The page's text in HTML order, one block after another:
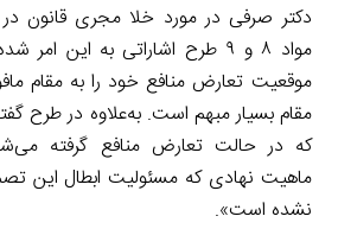
دکتر صرفی در مورد خلا مجری قانون
مواد ۸ و ۹ طرح اشاراتی به این
موقعیت تعارض منافع خود را به مقام
مقام بسیار مبهم است. به‌علاوه در طرح
که در حالت تعارض منافع گرفته
ماهیت نهادی که مسئولیت ابطال این
نشده است».